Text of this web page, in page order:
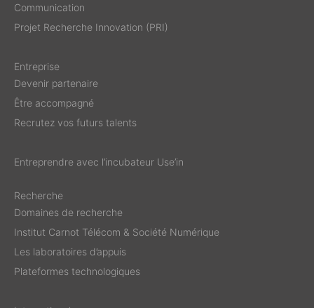
Communication
Projet Recherche Innovation (PRI)
Entreprise
Devenir partenaire
Être accompagné
Recrutez vos futurs talents
Entreprendre avec l’incubateur Use’in
Recherche
Domaines de recherche
Institut Carnot Télécom & Société Numérique
Les laboratoires d’appuis
Plateformes technologiques